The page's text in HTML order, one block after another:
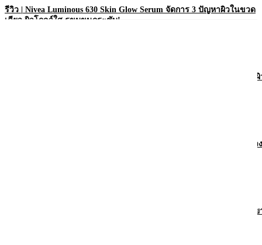
รีวิว | Nivea Luminous 630 Skin Glow Serum จัดการ 3 ปัญหาผิวในขวด
เดียว ผิวโกลว์ใส รูขุมขนกระชับ!
รีวิว | Nivea Derma Control Defend โรลออนคุมเหงื่อ 72 ชม. พร้อมบำรุงผิ
รีวิว | Vaseline Pro Derma Transition โลชั่นเพื่อผิวบอบบาง แพ้ง่าย ในช่วง
รีวิว | Vaseline Pro Derma AHA โลชั่นผิวเนียนใส ลดรอยดำ บอกลาผิวหย